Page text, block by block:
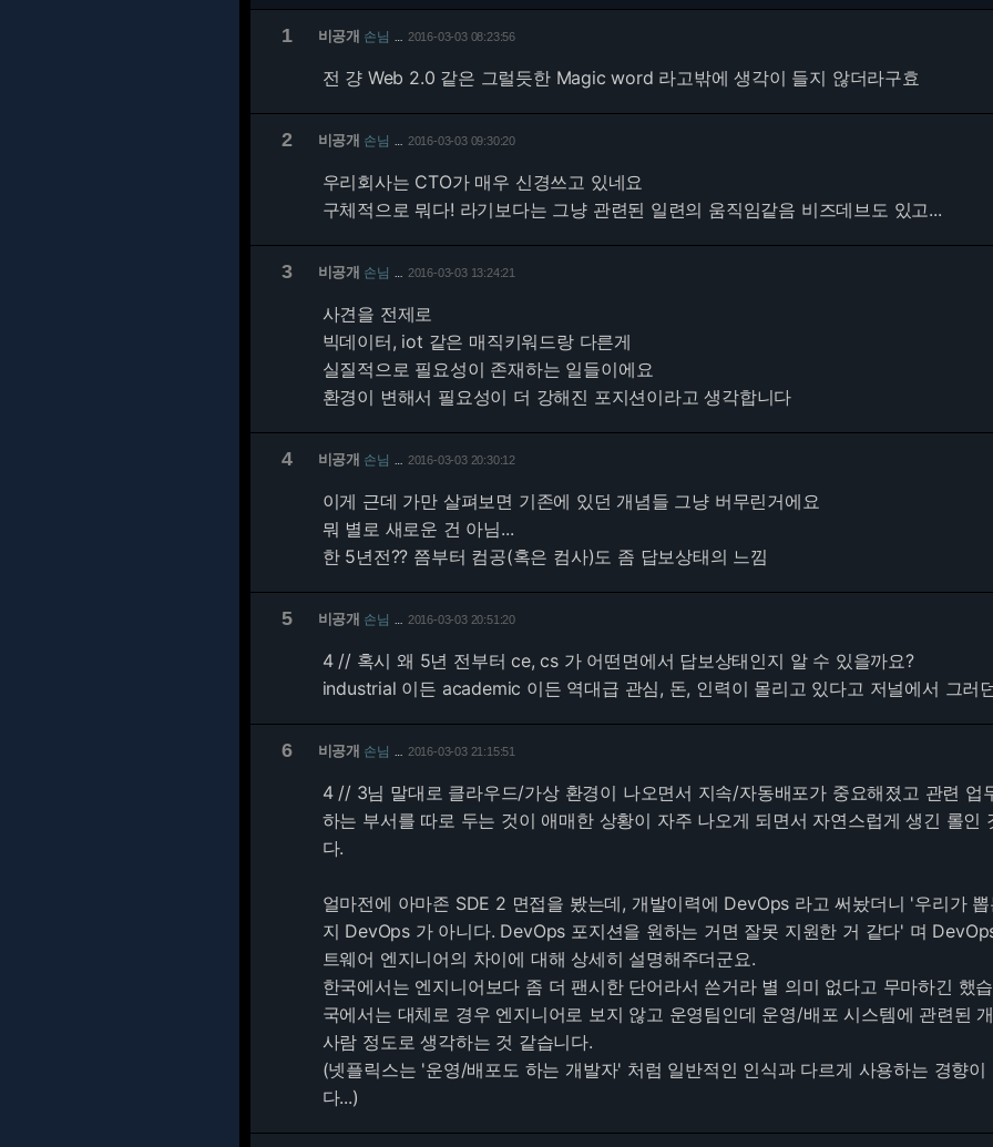
1 비공개 손님 2016-03-03 08:23:56
전 걍 Web 2.0 같은 그럴듯한 Magic word 라고밖에 생각이 들지 않더라구효
2 비공개 손님 2016-03-03 09:30:20
우리회사는 CTO가 매우 신경쓰고 있네요
구체적으로 뭐다! 라기보다는 그냥 관련된 일련의 움직임같음 비즈데브도 있고...
3 비공개 손님 2016-03-03 13:24:21
사견을 전제로
빅데이터, iot 같은 매직키워드랑 다른게
실질적으로 필요성이 존재하는 일들이에요
환경이 변해서 필요성이 더 강해진 포지션이라고 생각합니다
4 비공개 손님 2016-03-03 20:30:12
이게 근데 가만 살펴보면 기존에 있던 개념들 그냥 버무린거에요
뭐 별로 새로운 건 아님...
한 5년전?? 쯤부터 컴공(혹은 컴사)도 좀 답보상태의 느낌
5 비공개 손님 2016-03-03 20:51:20
4 // 혹시 왜 5년 전부터 ce, cs 가 어떤면에서 답보상태인지 알 수 있을까요?
industrial 이든 academic 이든 역대급 관심, 돈, 인력이 몰리고 있다고 저널에서 그러
6 비공개 손님 2016-03-03 21:15:51
4 // 3님 말대로 클라우드/가상 환경이 나오면서 지속/자동배포가 중요해졌고 관련 업
하는 부서를 따로 두는 것이 애매한 상황이 자주 나오게 되면서 자연스럽게 생긴 롤인
다.
얼마전에 아마존 SDE 2 면접을 봤는데, 개발이력에 DevOps 라고 써놨더니 '우리가
지 DevOps 가 아니다. DevOps 포지션을 원하는 거면 잘못 지원한 거 같다' 며
트웨어 엔지니어의 차이에 대해 상세히 설명해주더군요.
한국에서는 엔지니어보다 좀 더 팬시한 단어라서 쓴거라 별 의미 없다고 무마하긴 했
국에서는 대체로 경우 엔지니어로 보지 않고 운영팀인데 운영/배포 시스템에 관련된
사람 정도로 생각하는 것 같습니다.
(넷플릭스는 '운영/배포도 하는 개발자' 처럼 일반적인 인식과 다르게 사용하는 경향이
다...)